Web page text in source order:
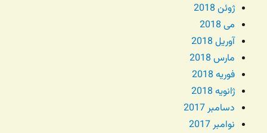
ژوئن 2018
می 2018
آوریل 2018
مارس 2018
فوریه 2018
ژانویه 2018
دسامبر 2017
نوامبر 2017